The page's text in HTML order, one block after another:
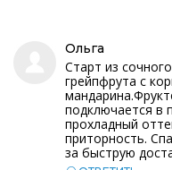
Ольга
Старт из
грейпфрута с
подключается в
прохладный
приторность.
за быструю